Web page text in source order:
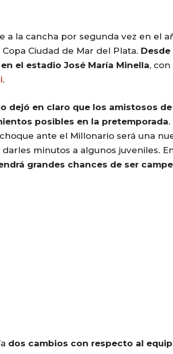
a la cancha por segunda vez en el
Ciudad de Mar del Plata. Desde
el estadio José María Minella,
.
dejó en claro que los amistosos
posibles en la pretemporada
ante el Millonario será una
minutos a algunos juveniles.
grandes chances de ser
dos cambios con respecto al